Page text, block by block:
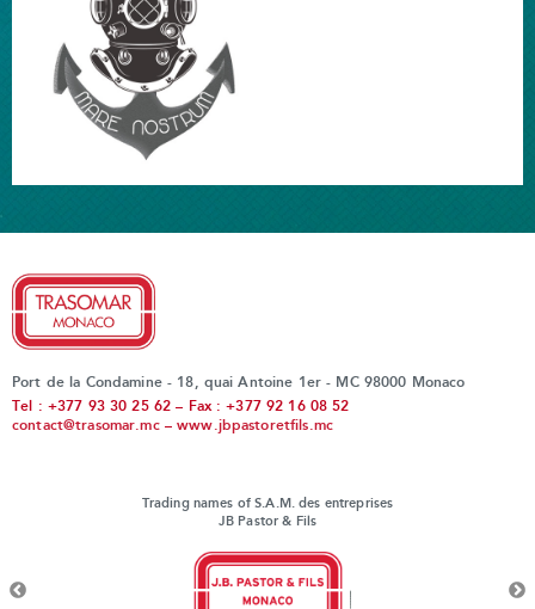
Port de la Condamine - 18, quai Antoine 1er - MC 98000 Monaco
Tel : +377 93 30 25 62 – Fax : +377 92 16 08 52
contact@trasomar.mc–www.jbpastoretfils.mc
Trading names of S.A.M. des entreprises
JB Pastor & Fils